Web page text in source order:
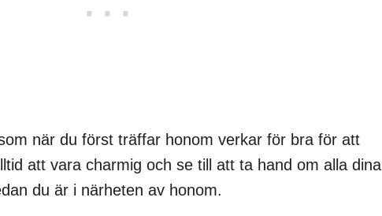
när du först träffar honom verkar för bra för att
att vara charmig och se till att ta hand om alla dina
du är i närheten av honom.